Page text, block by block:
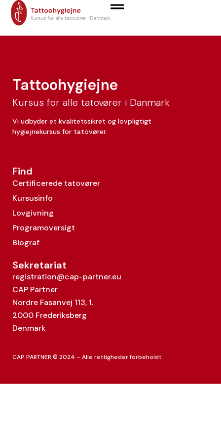
Luna Padron Lopez
Tattoohygiejne
Kursus for alle tatovører i Danmark
Vi udbyder et kvalitetssikret og lovpligtigt
hygiejnekursus for tatovører.
Find
Certificerede tatovører
Kursusinfo
Lovgivning
Programoversigt
Biograf
Sekretariat
registration@cap-partner.eu
CAP Partner
Nordre Fasanvej 113, 1.
2000 Frederiksberg
Denmark
CAP PARTNER © 2024 – Alle rettigheder forbeholdt